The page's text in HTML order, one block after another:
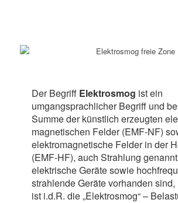
Der Begriff Elektrosmog ist ein
umgangsprachlicher Begriff und
Summe der künstlich erzeugten
magnetischen Felder (EMF-NF)
elektromagnetische Felder in der
(EMF-HF), auch Strahlung
elektrische Geräte sowie
strahlende Geräte vorhanden
ist i.d.R. die „Elektrosmog“ –